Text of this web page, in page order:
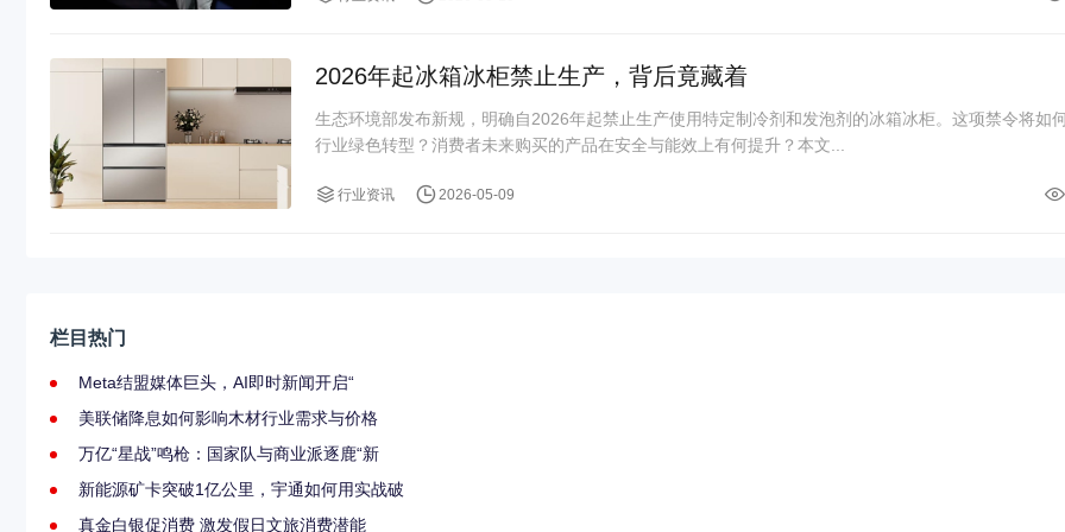
2026年起冰箱冰柜禁止生产，背后竟藏着
生态环境部发布新规，明确自2026年起禁止生产使用特定制冷剂和发泡剂的冰箱冰柜。这项禁令将如
行业绿色转型？消费者未来购买的产品在安全与能效上有何提升？本文...
行业资讯 2026-05-09
栏目热门
Meta结盟媒体巨头，AI即时新闻开启“
美联储降息如何影响木材行业需求与价格
万亿“星战”鸣枪：国家队与商业派逐鹿“新
新能源矿卡突破1亿公里，宇通如何用实战破
真金白银促消费 激发假日文旅消费潜能